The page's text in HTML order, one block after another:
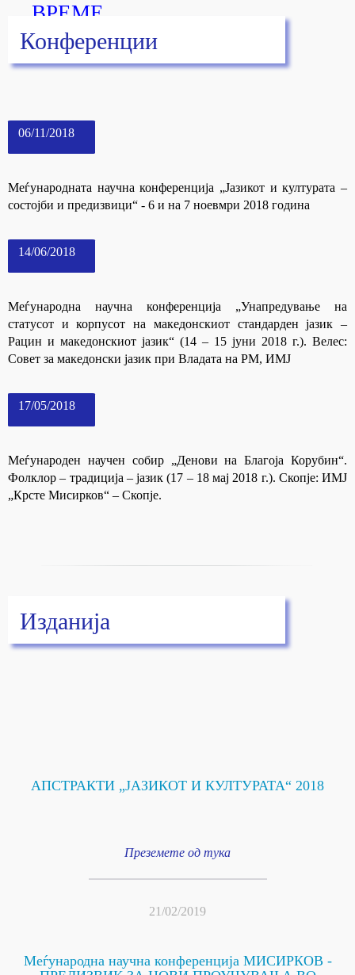
ВРЕМЕ
Конференции
06/11/2018
Меѓународната научна конференција „Jазикот и културата –
состојби и предизвици“ - 6 и на 7 ноевмри 2018 година
14/06/2018
Меѓународна научна конференција „Унапредување на
статусот и корпусот на македонскиот стандарден јазик –
Рацин и македонскиот јазик“ (14 – 15 јуни 2018 г.). Велес:
Совет за македонски јазик при Владата на РМ, ИМЈ
17/05/2018
Меѓународен научен собир „Денови на Благоја Корубин“.
Фолклор – традиција – јазик (17 – 18 мај 2018 г.). Скопје: ИМЈ
„Крсте Мисирков“ – Скопје.
Изданија
АПСТРАКТИ „ЈАЗИКОТ И КУЛТУРАТА“ 2018
Преземете од тука
21/02/2019
Меѓународна научна конференција МИСИРКОВ -